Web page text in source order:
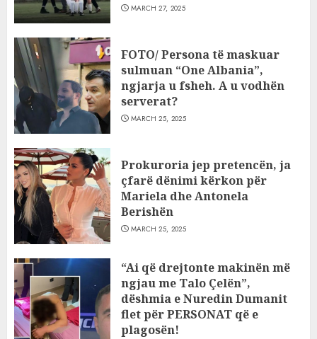
MARCH 27, 2025
FOTO/ Persona të maskuar
sulmuan “One Albania”,
ngjarja u fsheh. A u vodhën
serverat?
MARCH 25, 2025
Prokuroria jep pretencën, ja
çfarë dënimi kërkon për
Mariela dhe Antonela
Berishën
MARCH 25, 2025
“Ai që drejtonte makinën më
ngjau me Talo Çelën”,
dëshmia e Nuredin Dumanit
flet për PERSONAT që e
plagosën!